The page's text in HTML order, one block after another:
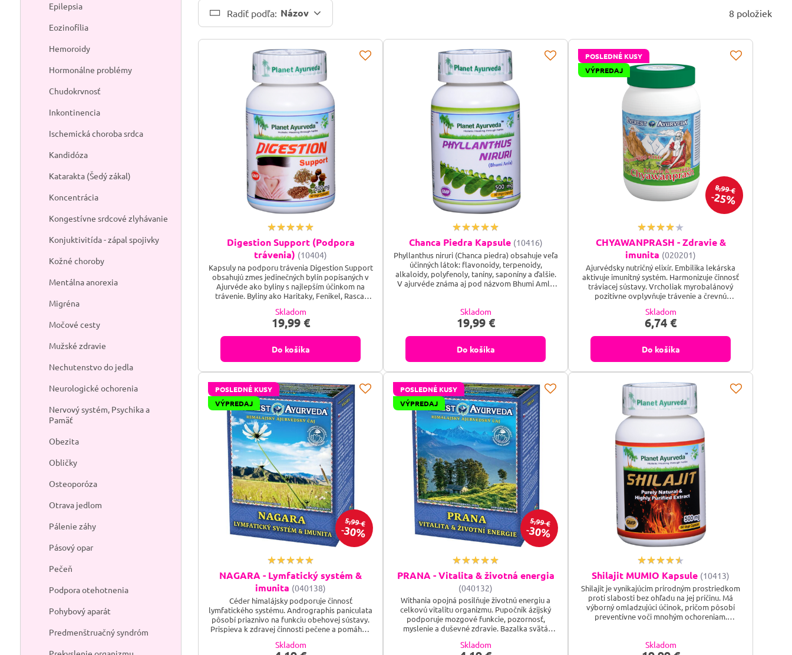
Radiť podľa: Názov 8 položiek
Digestion Support (Podpora
trávenia) (10404)
Kapsuly na podporu trávenia Digestion Support
obsahujú zmes jedinečných bylín popísaných v
Ajurvéde ako byliny s najlepším účinkom na
trávenie. Byliny ako Haritaky, Fenikel, Rasca,
žalúdku a pomáhajú s trávením všetkých typov
jedla. Tieto byliny spolu synergicky pôsobia a
Skladom
19,99 €
Do košíka
Chanca Piedra Kapsule (10416)
Phyllanthus niruri (Chanca piedra) obsahuje veľa
účinných látok: flavonoidy, terpenoidy,
alkaloidy, polyfenoly, taníny, saponíny a ďalšie.
V ajurvéde známa aj pod názvom Bhumi Amla
podporuje funkciu močových ciest a vylučovaciu
funkciu obličiek. Taktiež má priaznivý vplyv na
celkovú obranyschopnosť a...
Skladom
19,99 €
Do košíka
8,99 €
25%
POSLEDNÉ KUSY
VÝPREDAJ
CHYAWANPRASH - Zdravie &
imunita (020201)
Ajurvédsky nutričný elixír. Embilika lekárska
aktivuje imunitný systém. Harmonizuje činnosť
tráviacej sústavy. Vrcholiak myrobalánový
pozitívne ovplyvňuje trávenie a črevnú
vyprázdňovaniu. Terminalia chebula
optimalizuje funkcie žalúdočno-črevného
flóry. Andrographis paniculata priaznivo pôsobí
na optimálnu...
Skladom
6,74 €
Do košíka
5,99 €
30%
POSLEDNÉ KUSY
VÝPREDAJ
NAGARA - Lymfatický systém &
imunita (040138)
Céder himalájsky podporuje činnosť
lymfatického systému. Andrographis paniculata
pôsobí priaznivo na funkciu obehovej sústavy.
Prispieva k zdravej činnosti pečene a pomáha s
prirodzenú obranyschopnosť organizmu.
Skladom
5,99 €
30%
POSLEDNÉ KUSY
VÝPREDAJ
PRANA - Vitalita & životná energia
(040132)
Withania opojná posilňuje životnú energiu a
celkovú vitalitu organizmu. Pupočník ázijský
podporuje mozgové funkcie, pozornosť,
myslenie a duševné zdravie. Bazalka svätá
srdcovú činnosť. Oman pravý má upokojujúci
Skladom
Shilajit MUMIO Kapsule (10413)
Shilajit je vynikajúcim prírodným prostriedkom
proti slabosti bez ohľadu na jej príčinu. Má
výborný omladzujúci účinok, pričom pôsobí
preventívne voči mnohým ochoreniam.
môžete pocítiť u väčšiny ochorení po 5-10 dňoch
Skladom
Epilepsia
Eozinofília
Hemoroidy
Hormonálne problémy
Chudokrvnosť
Inkontinencia
Ischemická choroba srdca
Kandidóza
Katarakta (Šedý zákal)
Koncentrácia
Kongestívne srdcové zlyhávanie
Konjuktivitída - zápal spojivky
Kožné choroby
Mentálna anorexia
Migréna
Močové cesty
Mužské zdravie
Nechutenstvo do jedla
Neurologické ochorenia
Nervový systém, Psychika a
Pamäť
Obezita
Obličky
Osteoporóza
Otrava jedlom
Pálenie záhy
Pásový opar
Pečeň
Podpora otehotnenia
Pohybový aparát
Predmenštruačný syndróm